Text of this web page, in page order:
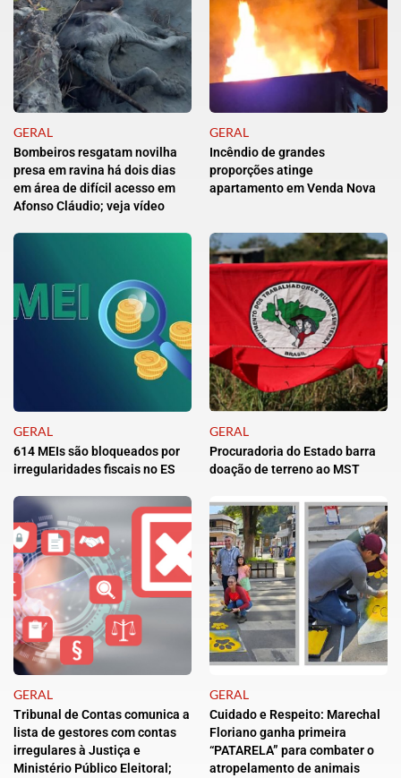
GERAL
Bombeiros resgatam novilha
presa em ravina há dois dias
em área de difícil acesso em
Afonso Cláudio; veja vídeo
GERAL
Incêndio de grandes
proporções atinge
apartamento em Venda Nova
GERAL
614 MEIs são bloqueados por
irregularidades fiscais no ES
GERAL
Procuradoria do Estado barra
doação de terreno ao MST
GERAL
Tribunal de Contas comunica a
lista de gestores com contas
irregulares à Justiça e
Ministério Público Eleitoral;
GERAL
Cuidado e Respeito: Marechal
Floriano ganha primeira
“PATARELA” para combater o
atropelamento de animais